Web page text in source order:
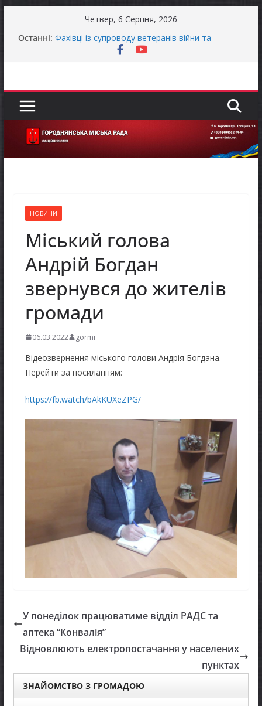
Четвер, 6 Серпня, 2026
Останні: Фахівці із супроводу ветеранів війни та
демобілізованих осіб в Городнянській громаді
Городнянська міська рада встановила 100-
відсоткові податкові пільги для територій,
щодо яких прийнято рішення про обов’язкову
евакуацію населення
НОВИНИ
Міський голова
Андрій Богдан
звернувся до жителів
громади
06.03.2022 gormr
Відеозвернення міського голови Андрія Богдана.
Перейти за посиланням:
https://fb.watch/bAkKUXeZPG/
У понеділок працюватиме відділ РАДС та
аптека “Конвалія”
Відновлюють електропостачання у населених
пунктах
ЗНАЙОМСТВО З ГРОМАДОЮ